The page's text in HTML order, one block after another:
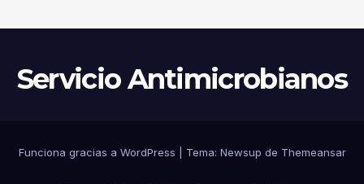
Servicio Antimicrobianos
Funciona gracias a WordPress Tema: Newsup de Themeansar